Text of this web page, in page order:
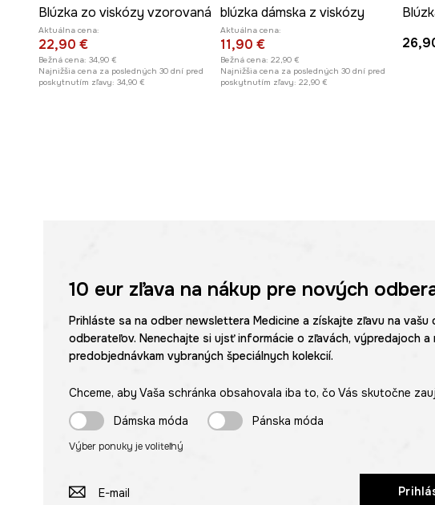
Blúzka zo viskózy vzorovaná
Aktuálna cena:
22,90 €
Bežná cena: 34,90 €
Najnižšia cena za posledných 30 dní pred
poskytnutím zľavy: 34,90 €
blúzka dámska z viskózy
Aktuálna cena:
11,90 €
Bežná cena: 22,90 €
Najnižšia cena za posledných 30 dní pred
poskytnutím zľavy: 22,90 €
10 eurzľava na nákup pre nových
Prihláste sa na odber newslettera Medicine a získajte zľavu na
odberateľov. Nenechajte si ujsť informácie o zľavách, výpredajoch
predobjednávkam vybraných špeciálnych kolekcií.
Chceme, aby Vaša schránka obsahovala iba to, čo Vás skutočne
Dámska móda
Pánska móda
Výber ponuky je voliteľný